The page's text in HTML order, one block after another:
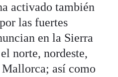
activado también
las fuertes
en la Sierra
norte, nordeste,
así como